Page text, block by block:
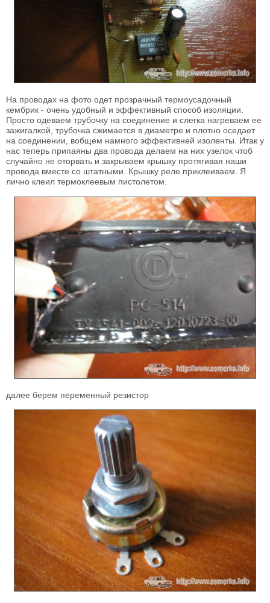
На проводах на фото одет прозрачный термоусадочный
кембрик - очень удобный и эффективный способ изоляции.
Просто одеваем трубочку на соединение и слегка нагреваем ее
зажигалкой, трубочка сжимается в диаметре и плотно оседает
на соединении, вобщем намного эффективней изоленты. Итак у
нас теперь припаяны два провода делаем на них узелок чтоб
случайно не оторвать и закрываем крышку протягивая наши
провода вместе со штатными. Крышку реле приклеиваем. Я
лично клеил термоклеевым пистолетом.
далее берем переменный резистор